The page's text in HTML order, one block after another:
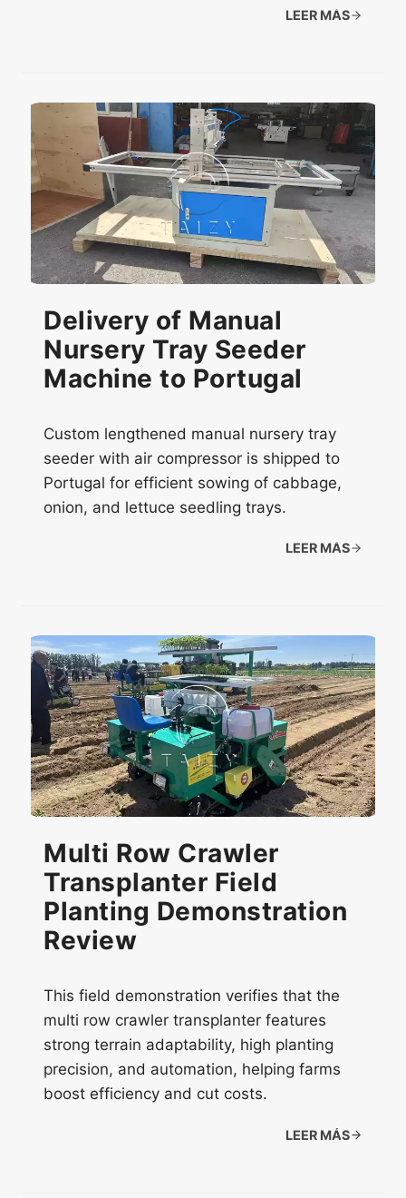
LEER MÁS
Delivery of Manual
Nursery Tray Seeder
Machine to Portugal
Custom lengthened manual nursery tray
seeder with air compressor is shipped to
Portugal for efficient sowing of cabbage,
onion, and lettuce seedling trays.
LEER MÁS
Multi Row Crawler
Transplanter Field
Planting Demonstration
Review
This field demonstration verifies that the
multi row crawler transplanter features
strong terrain adaptability, high planting
precision, and automation, helping farms
boost efficiency and cut costs.
LEER MÁS